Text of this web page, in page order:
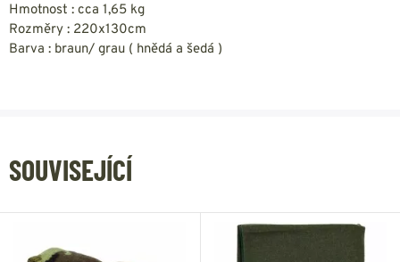
Hmotnost : cca 1,65 kg
Rozměry : 220x130cm
Barva : braun/ grau ( hnědá a šedá )
SOUVISEJÍCÍ